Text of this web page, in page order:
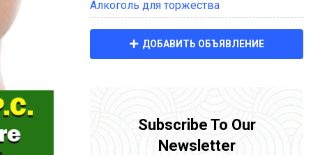
Алкоголь для торжества
ДОБАВИТЬ ОБЪЯВЛЕНИЕ
Subscribe To Our
Newsletter